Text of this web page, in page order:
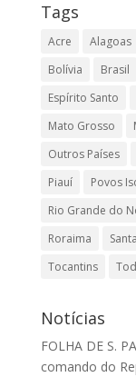
Tags
Acre Alagoas
Bolívia
Brasil
Espírito Santo
Mato Grosso
Outros Países
Piauí
Povos
Rio Grande do
Roraima
Tocantins
Notícias
FOLHA DE S.
comando do